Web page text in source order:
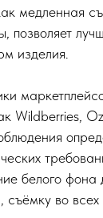
медленная
позволяет
изделия.
Wildberries,
белого фона
съёмку во